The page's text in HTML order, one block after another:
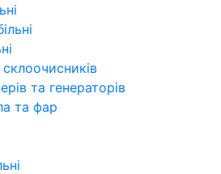
та генераторів
та фар